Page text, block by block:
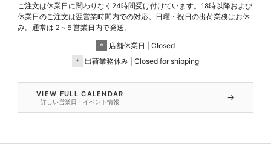
ご注文は休業日に関わりなく24時間受け付けています。18時以降および
休業日のご注文は翌営業時間内での対応。日曜・祝日の出荷業務はお休
み。通常は２~５営業日内で発送。
＊
店舗休業日 | Closed
＊
出荷業務休み | Closed for shipping
VIEW FULL CALENDAR
詳しい営業日・イベント情報 →